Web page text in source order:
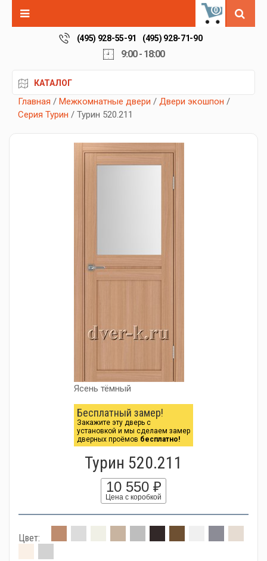
0
(495) 928-55-91 (495) 928-71-90
9:00 - 18:00
КАТАЛОГ
Главная / Межкомнатные двери / Двери экошпон /
Серия Турин / Турин 520.211
Ясень тёмный
Бесплатный замер!
Закажите эту дверь с
установкой и мы сделаем замер
дверных проёмов бесплатно!
Турин 520.211
10 550 ₽
Цена с коробкой
Цвет: